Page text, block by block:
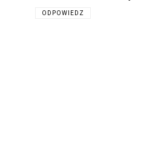
ODPOWIEDZ